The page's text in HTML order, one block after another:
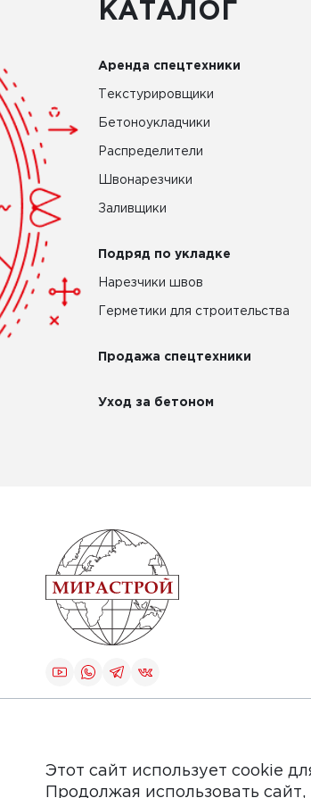
КАТАЛОГ
Аренда спецтехники
Текстурировщики
Бетоноукладчики
Распределители
Швонарезчики
Заливщики
Подряд по укладке
Нарезчики швов
Герметики для строительства
Продажа спецтехники
Уход за бетоном
Этот сайт использует cookie
Продолжая использовать